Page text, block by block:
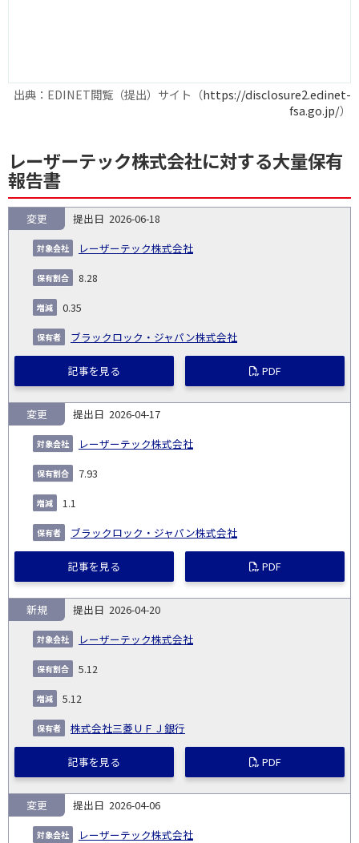
出典：EDINET閲覧（提出）サイト（https://disclosure2.edinet-
fsa.go.jp/）
レーザーテック株式会社に対する大量保有
報告書
NO.
告
義
務
発
生
日
提
日
証券
対
2026-06-18
レーザーテック株式会社
変更
8.28
0.35
ブラックロック・ジャパン株式会社
記事を見る PDF
2026-04-17
レーザーテック株式会社
変更
7.93
1.1
ブラックロック・ジャパン株式会社
記事を見る PDF
2026-04-20
レーザーテック株式会社
新規
5.12
5.12
株式会社三菱ＵＦＪ銀行
記事を見る PDF
2026-04-06
レーザーテック株式会社
変更